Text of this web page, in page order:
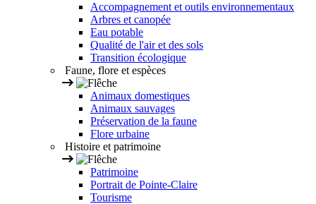
Accompagnement et outils environnementaux
Arbres et canopée
Eau potable
Qualité de l'air et des sols
Transition écologique
Faune, flore et espèces
Animaux domestiques
Animaux sauvages
Préservation de la faune
Flore urbaine
Histoire et patrimoine
Patrimoine
Portrait de Pointe-Claire
Tourisme